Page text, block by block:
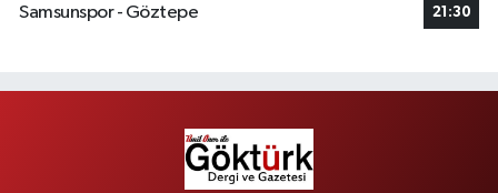
Samsunspor - Göztepe
21:30